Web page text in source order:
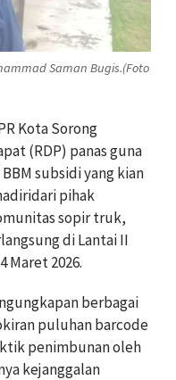
Saman Bugis.(Foto
Kota Sorong
(RDP) panas guna
subsidi yang kian
pihak
sopir truk,
di Lantai II
Maret 2026.
berbagai
puluhan barcode
penimbunan oleh
kejanggalan